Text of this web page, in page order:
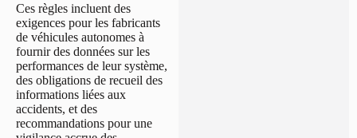
Ces règles incluent des
exigences pour les fabricants
de véhicules autonomes à
fournir des données sur les
performances de leur système,
des obligations de recueil des
informations liées aux
accidents, et des
recommandations pour une